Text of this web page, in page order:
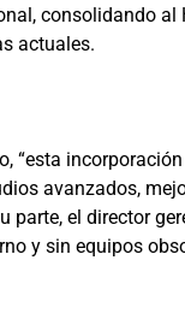
consolidando
actuales.
“esta
avanzados,
el director
y sin equipos